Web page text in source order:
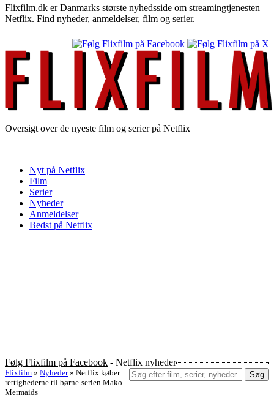
Flixfilm.dk er Danmarks største nyhedsside om streamingtjenesten
Netflix. Find nyheder, anmeldelser, film og serier.
Oversigt over de nyeste film og serier på Netflix
Nyt på Netflix
Film
Serier
Nyheder
Anmeldelser
Bedst på Netflix
Følg Flixfilm på Facebook - Netflix nyheder
Søg
Flixfilm » Nyheder » Netflix køber
rettighederne til børne-serien Mako
Mermaids